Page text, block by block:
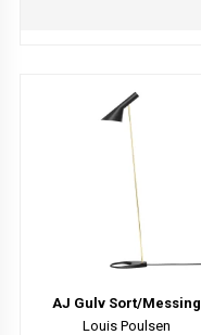
AJ Gulv Sort/Messing
Louis Poulsen